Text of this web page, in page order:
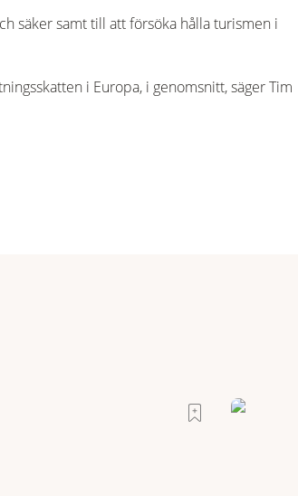
säker samt till att försöka hålla turismen i
i Europa, i genomsnitt, säger Tim